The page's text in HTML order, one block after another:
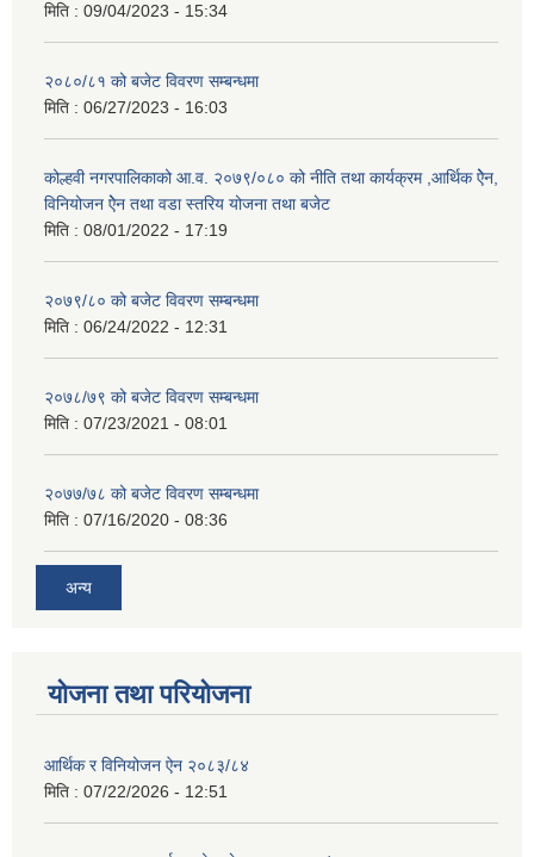
मिति : 09/04/2023 - 15:34
२०८०/८१ को बजेट विवरण सम्बन्धमा
मिति : 06/27/2023 - 16:03
कोल्हवी नगरपालिकाको आ.व. २०७९/०८० को नीति तथा कार्यक्रम ,आर्थिक ऐेन,
विनियोजन ऐेन तथा वडा स्तरिय योजना तथा बजेट
मिति : 08/01/2022 - 17:19
२०७९/८० को बजेट विवरण सम्बन्धमा
मिति : 06/24/2022 - 12:31
२०७८/७९ को बजेट विवरण सम्बन्धमा
मिति : 07/23/2021 - 08:01
२०७७/७८ को बजेट विवरण सम्बन्धमा
मिति : 07/16/2020 - 08:36
अन्य
योजना तथा परियोजना
आर्थिक र विनियोजन ऐन २०८३/८४
मिति : 07/22/2026 - 12:51